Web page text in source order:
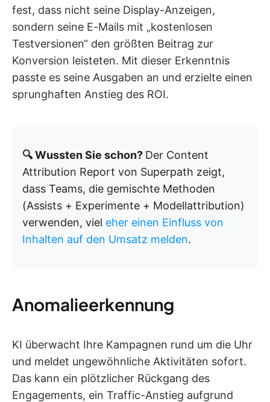
fest, dass nicht seine Display-Anzeigen,
sondern seine E-Mails mit „kostenlosen
Testversionen“ den größten Beitrag zur
Konversion leisteten. Mit dieser Erkenntnis
passte es seine Ausgaben an und erzielte einen
sprunghaften Anstieg des ROI.
🔍 Wussten Sie schon? Der Content
Attribution Report von Superpath zeigt,
dass Teams, die gemischte Methoden
(Assists + Experimente + Modellattribution)
verwenden, viel eher einen Einfluss von
Inhalten auf den Umsatz melden.
Anomalieerkennung
KI überwacht Ihre Kampagnen rund um die Uhr
und meldet ungewöhnliche Aktivitäten sofort.
Das kann ein plötzlicher Rückgang des
Engagements, ein Traffic-Anstieg aufgrund